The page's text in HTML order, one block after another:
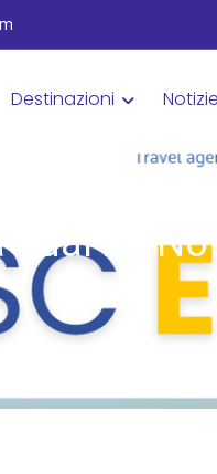
Destinazioni
- dal 25